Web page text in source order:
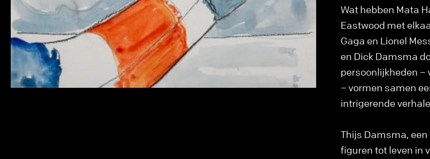
Wat hebben Mata
Eastwood met
Gaga en Lionel
en Dick Damsma
persoonlijkheden –
– vormen samen
intrigerende
Thijs Damsma,
figuren tot leven in